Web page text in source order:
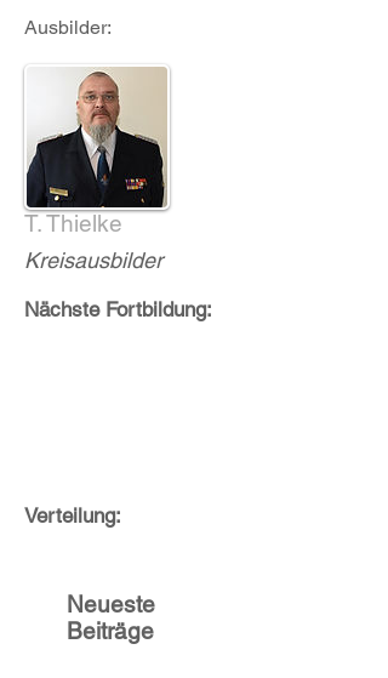
Ausbilder:
T. Thielke
Kreisausbilder
Nächste Fortbildung:
Verteilung:
Neueste
Beiträge